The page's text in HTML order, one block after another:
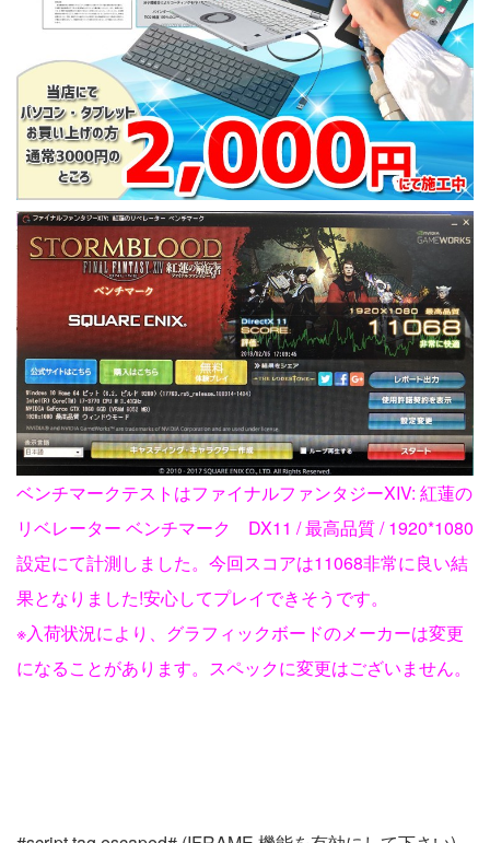
ベンチマークテストはファイナルファンタジーXIV: 紅蓮の
リベレーター ベンチマーク DX11 / 最高品質 / 1920*1080
設定にて計測しました。今回スコアは11068非常に良い結
果となりました!安心してプレイできそうです。
※入荷状況により、グラフィックボードのメーカーは変更
になることがあります。スペックに変更はございません。